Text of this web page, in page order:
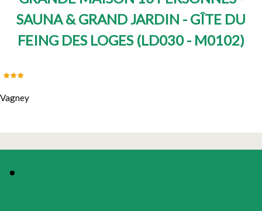
SAUNA & GRAND JARDIN - GÎTE DU
FEING DES LOGES (LD030 - M0102)
Vagney